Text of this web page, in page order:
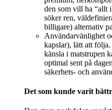
den som vill ha “allt
söker ren,
billigare) alternativ
Användarvänlighet
kapslar), lätt att
känsla i matstrupen
optimal sent på
säkerhets- och
Det som kunde varit